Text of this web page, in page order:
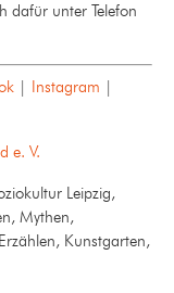
dafür unter Telefon
| Instagram |
e. V.
Leipzig,
Mythen,
Kunstgarten,